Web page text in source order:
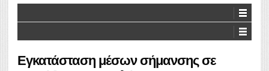
Εγκατάσταση μέσων σήμανσης σε